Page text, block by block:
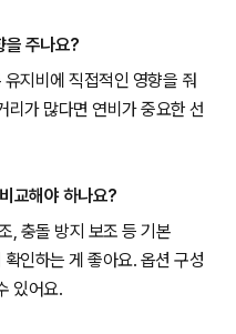
을 주나요?
지비에 직접적인 영향을 줘
리가 많다면 연비가 중요한 선
교해야 하나요?
, 충돌 방지 보조 등 기본
인하는 게 좋아요. 옵션 구성
있어요.